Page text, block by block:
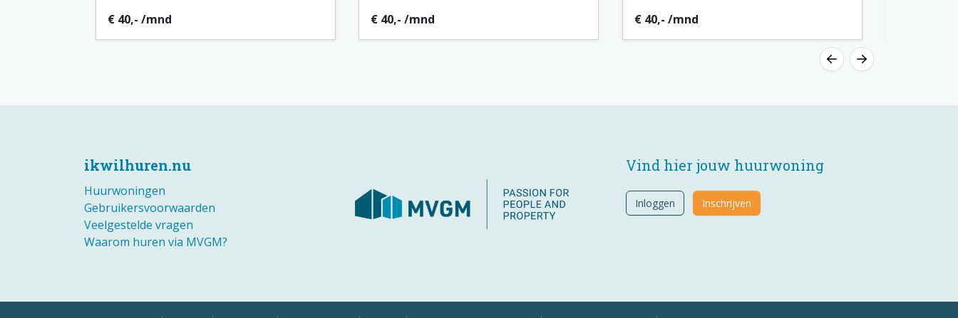
€ 40,- /mnd € 40,- /mnd € 40,- /mnd
ikwilhuren.nu
Huurwoningen
Gebruikersvoorwaarden
Veelgestelde vragen
Waarom huren via MVGM?
Vind hier jouw huurwoning
Inloggen Inschrijven